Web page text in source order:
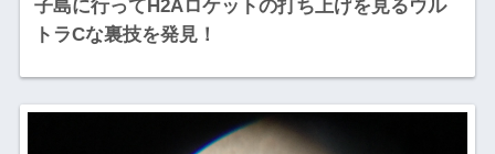
子島に行ってH2Aロケットの打ち上げを見るウル
トラCな裏技を発見！